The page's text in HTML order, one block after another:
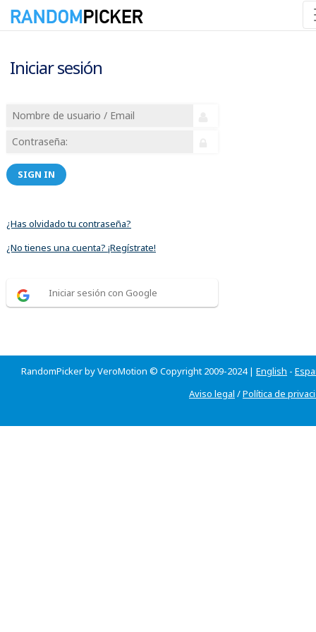
Iniciar sesión
SIGN IN
¿Has olvidado tu contraseña?
¿No tienes una cuenta? ¡Regístrate!
Iniciar sesión con Google
RandomPicker by VeroMotion © Copyright 2009-2024 | English -
Aviso legal /Política de